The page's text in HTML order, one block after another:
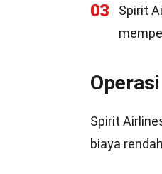
03
Spirit
Spirit
biaya